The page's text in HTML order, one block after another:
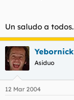
Un saludo a
Yebornick
Asiduo
12 Mar 2004